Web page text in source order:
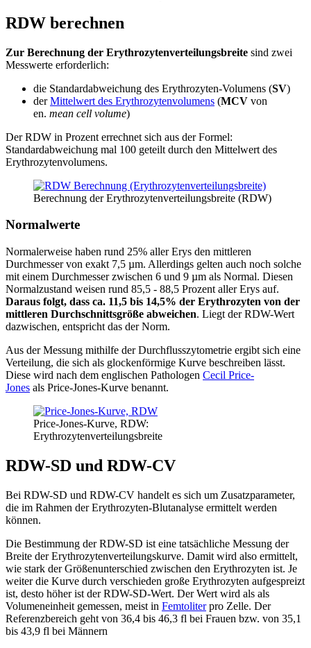
RDW berechnen
Zur Berechnung der Erythrozytenverteilungsbreite sind zwei
Messwerte erforderlich:
die Standardabweichung des Erythrozyten-Volumens (SV)
derMittelwert des Erythrozytenvolumens (MCV von
en. mean cell volume)
Der RDW in Prozent errechnet sich aus der Formel:
Standardabweichung mal 100 geteilt durch den Mittelwert des
Erythrozytenvolumens.
Berechnung der Erythrozytenverteilungsbreite (RDW)
Normalwerte
Normalerweise haben rund 25% aller Erys den mittleren
Durchmesser von exakt 7,5 µm. Allerdings gelten auch noch solche
mit einem Durchmesser zwischen 6 und 9 µm als Normal. Diesen
Normalzustand weisen rund 85,5 - 88,5 Prozent aller Erys auf.
Daraus folgt, dass ca. 11,5 bis 14,5% der Erythrozyten von der
mittleren Durchschnittsgröße abweichen. Liegt der RDW-Wert
dazwischen, entspricht das der Norm.
Aus der Messung mithilfe der Durchflusszytometrie ergibt sich eine
Verteilung, die sich als glockenförmige Kurve beschreiben lässt.
Diese wird nach dem englischen Pathologen Cecil Price-
Jones als Price-Jones-Kurve benannt.
Price-Jones-Kurve, RDW:
Erythrozytenverteilungsbreite
RDW-SD und RDW-CV
Bei RDW-SD und RDW-CV handelt es sich um Zusatzparameter,
die im Rahmen der Erythrozyten-Blutanalyse ermittelt werden
können.
Die Bestimmung der RDW-SD ist eine tatsächliche Messung der
Breite der Erythrozytenverteilungskurve. Damit wird also ermittelt,
wie stark der Größenunterschied zwischen den Erythrozyten ist. Je
weiter die Kurve durch verschieden große Erythrozyten aufgespreizt
ist, desto höher ist der RDW-SD-Wert. Der Wert wird als als
Volumeneinheit gemessen, meist in Femtoliterpro Zelle. Der
Referenzbereich geht von 36,4 bis 46,3 fl bei Frauen bzw. von 35,1
bis 43,9 fl bei Männern